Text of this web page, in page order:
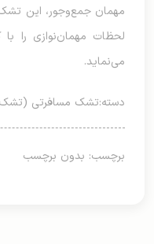
مهمان جمع‌وجور، این
لحظات مهمان‌نوازی را
می‌نماید.
دسته:تشک مسافرتی
برچسب: بدون برچسب